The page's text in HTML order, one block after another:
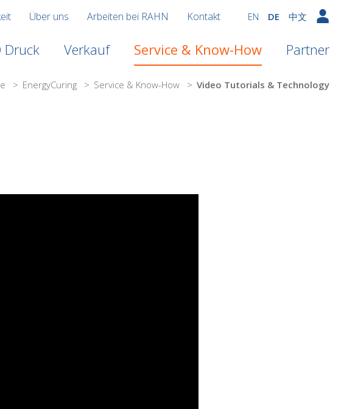
Über uns Arbeiten bei RAHN Kontakt EN DE 中文
Druck Verkauf Service & Know-How Partner
> EnergyCuring > Service & Know-How > Video Tutorials & Technology